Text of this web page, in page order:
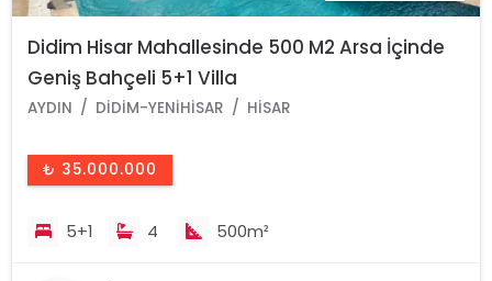
Didim Hisar Mahallesinde 500 M2 Arsa İçinde
Geniş Bahçeli 5+1 Villa
AYDIN DIDIM-YENIHISAR HISAR
₺ 35.000.000
5+1 4 500m²